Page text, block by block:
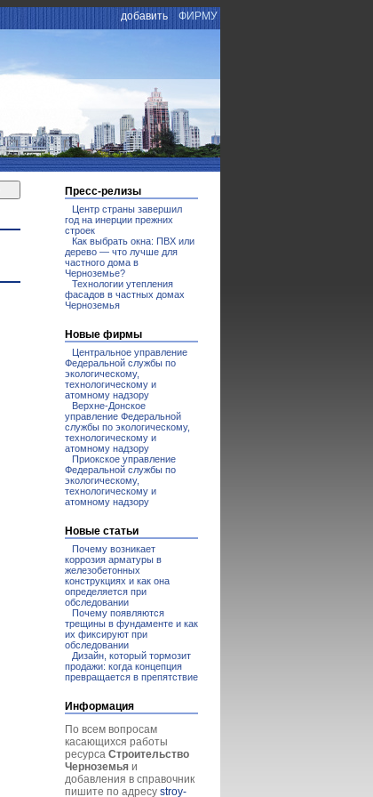
добавить ФИРМУ
Пресс-релизы
Центр страны завершил
год на инерции прежних
строек
Как выбрать окна: ПВХ или
дерево — что лучше для
частного дома в
Черноземье?
Технологии утепления
фасадов в частных домах
Черноземья
Новые фирмы
Центральное управление
Федеральной службы по
экологическому,
технологическому и
атомному надзору
Верхне-Донское
управление Федеральной
службы по экологическому,
технологическому и
атомному надзору
Приокское управление
Федеральной службы по
экологическому,
технологическому и
атомному надзору
Новые статьи
Почему возникает
коррозия арматуры в
железобетонных
конструкциях и как она
определяется при
обследовании
Почему появляются
трещины в фундаменте и как
их фиксируют при
обследовании
Дизайн, который тормозит
продажи: когда концепция
превращается в препятствие
Информация
По всем вопросам
касающихся работы
ресурса Строительство
Черноземья и
добавления в справочник
пишите по адресу stroy-